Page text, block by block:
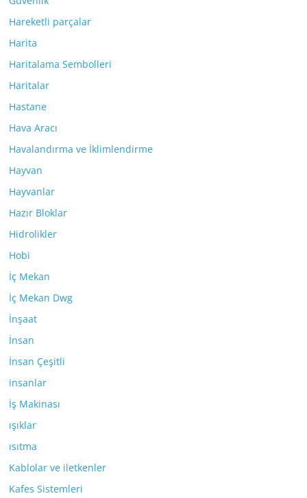
Hareketli parçalar
Harita
Haritalama Sembolleri
Haritalar
Hastane
Hava Aracı
Havalandırma ve İklimlendirme
Hayvan
Hayvanlar
Hazır Bloklar
Hidrolikler
Hobi
İç Mekan
İç Mekan Dwg
İnşaat
İnsan
İnsan Çeşitli
insanlar
İş Makinası
ışıklar
ısıtma
Kablolar ve iletkenler
Kafes Sistemleri